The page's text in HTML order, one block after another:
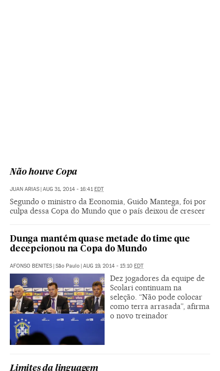
Não houve Copa
JUAN ARIAS | AUG 31, 2014 - 16:41EDT
Segundo o ministro da Economia, Guido Mantega, foi por
culpa dessa Copa do Mundo que o país deixou de crescer
Dunga mantém quase metade do time que
decepcionou na Copa do Mundo
AFONSO BENITES | São Paulo | AUG 19, 2014 - 15:10 EDT
Dez jogadores da equipe de
Scolari continuam na
seleção. “Não pode colocar
como terra arrasada”, afirma
o novo treinador
Limites da linguagem